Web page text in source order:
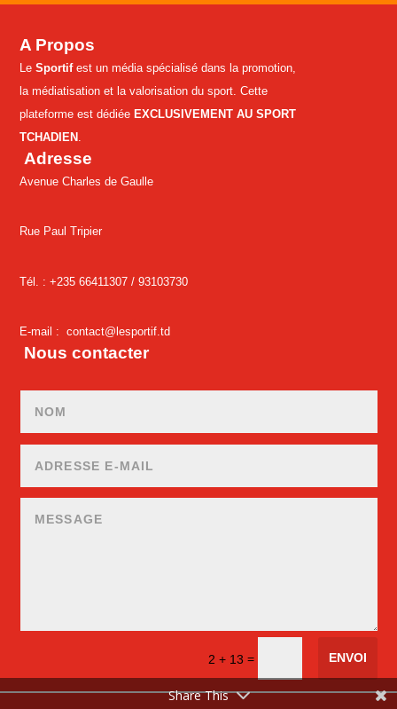
A Propos
LeSportifest un média spécialisé dans la promotion,
la médiatisation et la valorisation du sport. Cette
plateforme est dédiée EXCLUSIVEMENT AU SPORT
TCHADIEN
Adresse
Avenue Charles de Gaulle
Rue Paul Tripier
Tél. : +235 66411307 /93103730
E-mail :contact@lesportif.td
Nous contacter
2 + 13 = ENVOI
Share This